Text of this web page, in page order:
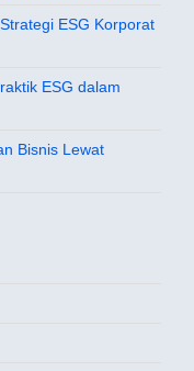
ESG Korporat
ESG dalam
Bisnis Lewat